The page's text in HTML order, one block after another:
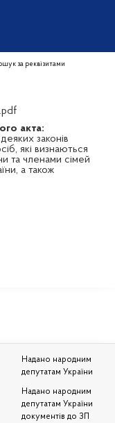
за реквізитами
акта:
законів
які визнаються
та членами сімей
а також
Надано народним
депутатам України
Надано народним
депутатам України
документів до ЗП